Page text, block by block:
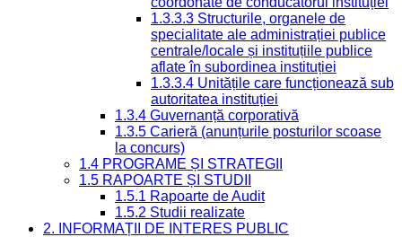
1.3.3.3 Structurile, organele de
specialitate ale administrației publice
centrale/locale și instituțiile publice
aflate în subordinea instituției
1.3.3.4 Unitățile care funcționează sub
autoritatea instituției
1.3.4 Guvernanță corporativă
1.3.5 Carieră (anunțurile posturilor scoase
la concurs)
1.4 PROGRAME ȘI STRATEGII
1.5 RAPOARTE ȘI STUDII
1.5.1 Rapoarte de Audit
1.5.2 Studii realizate
2. INFORMAȚII DE INTERES PUBLIC